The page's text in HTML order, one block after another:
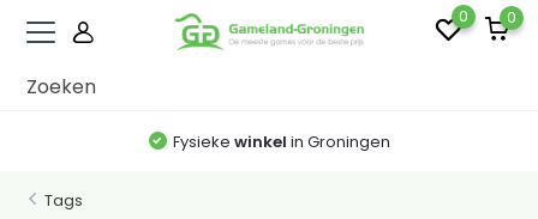
0 0
Fysieke winkel in Groningen
Tags